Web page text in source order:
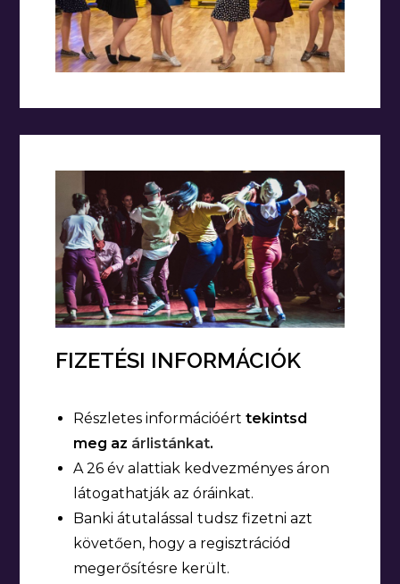
FIZETÉSI INFORMÁCIÓK
Részletes információérttekintsd
meg az árlistánkat.
A 26 év alattiak kedvezményes áron
látogathatják az óráinkat.
Banki átutalással tudsz fizetni azt
követően, hogy a regisztrációd
megerősítésre került.